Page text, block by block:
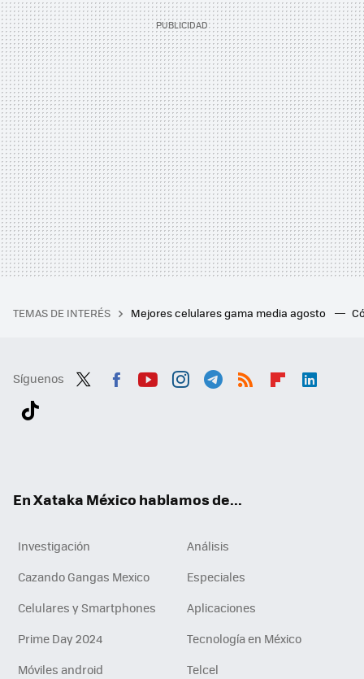
TEMAS DE INTERÉS Mejores celulares gama media agosto
Síguenos
En Xataka México hablamos de...
Investigación
Análisis
Cazando Gangas Mexico
Especiales
Celulares y Smartphones
Aplicaciones
Prime Day 2024
Tecnología en México
Móviles android
Telcel